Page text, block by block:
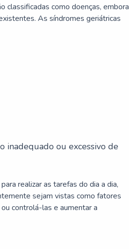
classificadas como doenças, embora
As síndromes geriátricas
inadequado ou excessivo de
realizar as tarefas do dia a dia,
sejam vistas como fatores
controlá-las e aumentar a